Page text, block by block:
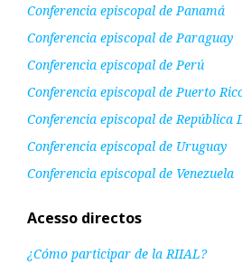
Conferencia episcopal de Panamá
Conferencia episcopal de Paraguay
Conferencia episcopal de Perú
Conferencia episcopal de Puerto
Conferencia episcopal de República
Conferencia episcopal de Uruguay
Conferencia episcopal de Venezuela
Acesso directos
¿Cómo participar de la RIIAL?